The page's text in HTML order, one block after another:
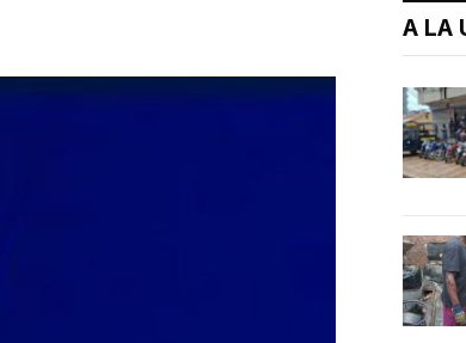
A LA